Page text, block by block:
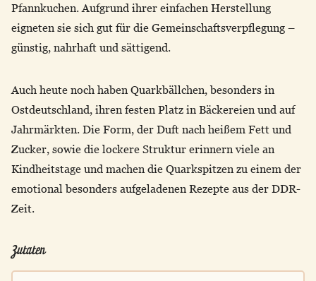
Pfannkuchen. Aufgrund ihrer einfachen Herstellung
eigneten sie sich gut für die Gemeinschaftsverpflegung –
günstig, nahrhaft und sättigend.
Auch heute noch haben Quarkbällchen, besonders in
Ostdeutschland, ihren festen Platz in Bäckereien und auf
Jahrmärkten. Die Form, der Duft nach heißem Fett und
Zucker, sowie die lockere Struktur erinnern viele an
Kindheitstage und machen die Quarkspitzen zu einem der
emotional besonders aufgeladenen Rezepte aus der DDR-
Zeit.
Zutaten